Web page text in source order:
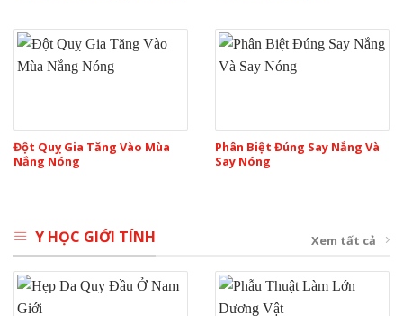
Đột Quỵ Gia Tăng Vào Mùa
Nắng Nóng
Phân Biệt Đúng Say Nắng Và
Say Nóng
Y HỌC GIỚI TÍNH Xem tất cả